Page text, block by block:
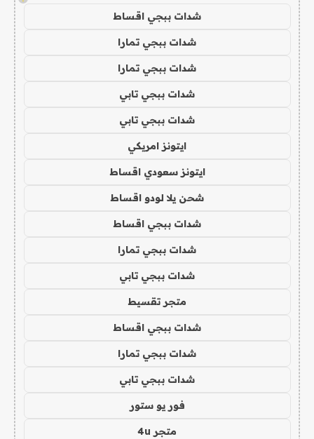
شدات ببجي اقساط
شدات ببجي تمارا
شدات ببجي تمارا
شدات ببجي تابي
شدات ببجي تابي
ايتونز امريكي
ايتونز سعودي اقساط
شحن يلا لودو اقساط
شدات ببجي اقساط
شدات ببجي تمارا
شدات ببجي تابي
متجر تقسيط
شدات ببجي اقساط
شدات ببجي تمارا
شدات ببجي تابي
فور يو ستور
متجر 4u